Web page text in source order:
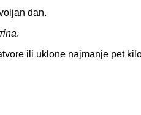
dan.
.
ili uklone najmanje pet